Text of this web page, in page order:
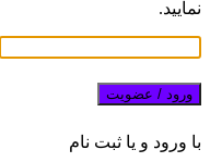
نمایید.
ورود / عضویت
با ورود و یا ثبت نام